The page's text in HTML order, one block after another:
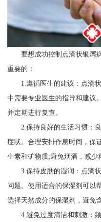
要想成功控制点滴状银屑病
重要的：
1.遵循医生的建议：点滴状
中需要专业医生的指导和建议
并定期进行复查。
2.保持良好的生活习惯：良
症状。合理安排作息时间，保
生素和矿物质;避免烟酒，减少
3.保持皮肤的湿润：点滴状
问题。使用适合的保湿剂可以
选择天然成分的保湿剂，避免
4.避免过度清洁和刺激：频